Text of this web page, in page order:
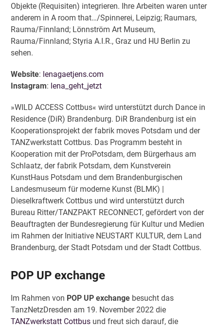
Objekte (Requisiten) integrieren. Ihre Arbeiten waren unter
anderem in A room that…/Spinnerei, Leipzig; Raumars,
Rauma/Finnland; Lönnström Art Museum,
Rauma/Finnland; Styria A.I.R., Graz und HU Berlin zu
sehen.
Website: lenagaetjens.com
Instagram: lena_geht_jetzt
»WILD ACCESS Cottbus« wird unterstützt durch Dance in
Residence (DiR) Brandenburg. DiR Brandenburg ist ein
Kooperationsprojekt der fabrik moves Potsdam und der
TANZwerkstatt Cottbus. Das Programm besteht in
Kooperation mit der ProPotsdam, dem Bürgerhaus am
Schlaatz, der fabrik Potsdam, dem Kunstverein
KunstHaus Potsdam und dem Brandenburgischen
Landesmuseum für moderne Kunst (BLMK) |
Dieselkraftwerk Cottbus und wird unterstützt durch
Bureau Ritter/TANZPAKT RECONNECT, gefördert von der
Beauftragten der Bundesregierung für Kultur und Medien
im Rahmen der Initiative NEUSTART KULTUR, dem Land
Brandenburg, der Stadt Potsdam und der Stadt Cottbus.
POP UP exchange
Im Rahmen von POP UP exchange besucht das
TanzNetzDresden am 19. November 2022 die
TANZwerkstatt Cottbus und freut sich darauf, die